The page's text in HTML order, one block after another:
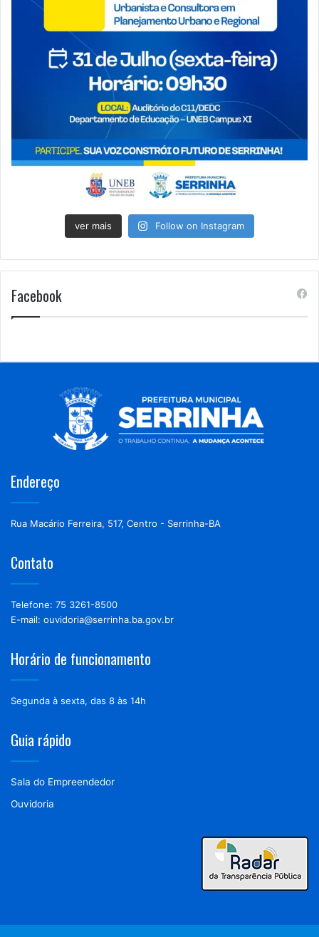
ver mais Follow on Instagram
Facebook
Endereço
Rua Macário Ferreira, 517, Centro - Serrinha-BA
Contato
Telefone: 75 3261-8500
E-mail: ouvidoria@serrinha.ba.gov.br
Horário de funcionamento
Segunda à sexta, das 8 às 14h
Guia rápido
Sala do Empreendedor
Ouvidoria